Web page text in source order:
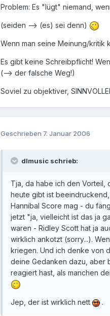
Problem: Es "lügt" niemand,
(seiden --> (es) sei denn)
Wenn man seine Meinung/kritik
Es gibt keine Schreibpflicht!
(--> der falsche Weg!)
Soviel zu objektiver,
Geschrieben 7. Januar 2006
dlmusic schrieb:
Tja, da habe ich den Vorteil,
heute gibt ist
Hannibal Score mag - du
jetzt "ja, vielleicht ist das ja
waren - Ridley Scott hat ja
wirklich ankotzt (sorry...).
kriegen. Und ich denke von
deine Gedanken dazu, aber
reagiert hast, als manchen
Jep, der ist wirklich nett .